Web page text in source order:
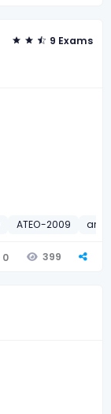
9 Exams
ATEO-2009
0 399